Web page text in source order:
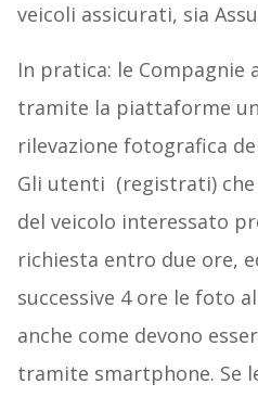
veicoli assicurati, sia
In pratica: le Compagnie
tramite la piattaforme
rilevazione fotografica
Gli utenti (registrati) che
del veicolo interessato
richiesta entro due ore,
successive 4 ore le foto
anche come devono
tramite smartphone. Se